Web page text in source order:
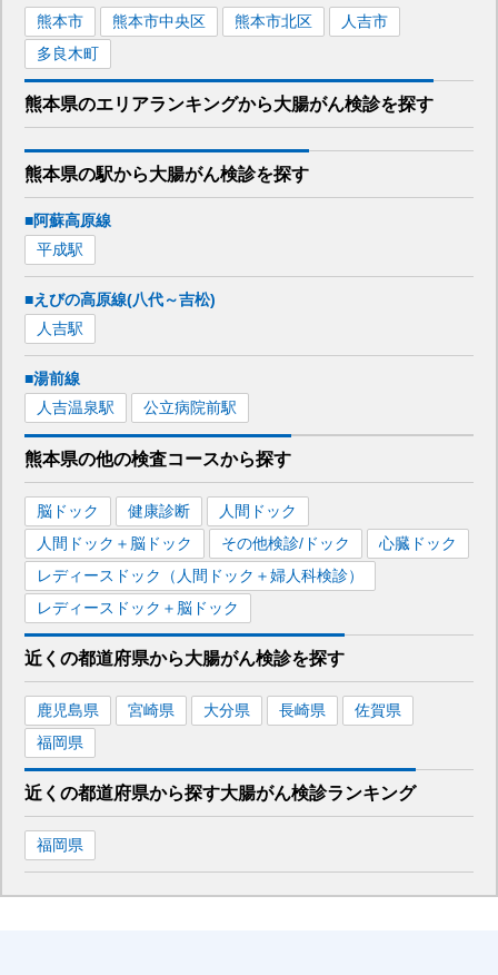
熊本市 熊本市中央区 熊本市北区
人吉市
多良木町
熊本県のエリアランキングから大腸がん検診を探す
熊本県の駅から大腸がん検診を探す
■阿蘇高原線
平成駅
■えびの高原線(八代～吉松)
人吉駅
■湯前線
人吉温泉駅 公立病院前駅
熊本県の他の検査コースから探す
脳ドック 健康診断
人間ドック
人間ドック＋脳ドック
その他検診/ドック
心臓ドック
レディースドック（人間ドック＋婦人科検診）
レディースドック＋脳ドック
近くの都道府県から大腸がん検診を探す
鹿児島県 宮崎県 大分県 長崎県
佐賀県
福岡県
近くの都道府県から探す大腸がん検診ランキング
福岡県